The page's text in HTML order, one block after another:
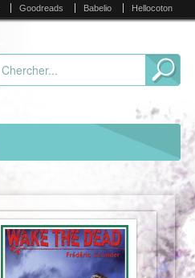
Goodreads Babelio Hellocoton